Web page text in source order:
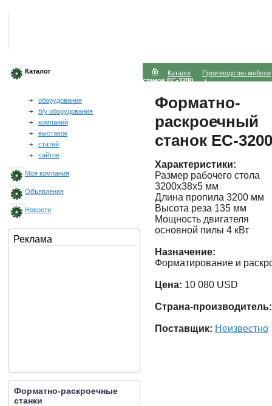
Каталог
оборудования
б/у оборудования
компаний
выставок
статей
сайтов
Моя компания
Объявления
Новости
Реклама
Форматно-раскроечные
станки
Каталог
Производство мебели
станок EC-3200
Форматно-
раскроечный
станок EC-3200
Характеристики:
Размер рабочего стола
3200х38x5 мм
Длина пропила 3200 мм
Высота реза 135 мм
Мощность двигателя
основной пилы 4 кВт
Назначение:
Форматирование и
Цена: 10 080 USD
Страна-производитель:
Поставщик: Неизвестно